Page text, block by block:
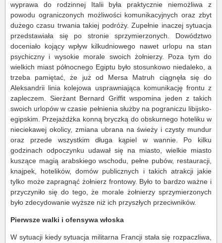
wyprawa do rodzinnej Italii była praktycznie niemożliwa z
powodu ograniczonych możliwości komunikacyjnych oraz zbyt
dużego czasu trwania takiej podróży. Zupełnie inaczej sytuacja
przedstawiała się po stronie sprzymierzonych. Dowództwo
doceniało kojący wpływ kilkudniowego nawet urlopu na stan
psychiczny i wysokie morale swoich żołnierzy. Poza tym do
wielkich miast północnego Egiptu było stosunkowo niedaleko, a
trzeba pamiętać, że już od Mersa Matruh ciągnęła się do
Aleksandrii linia kolejowa usprawniająca komunikację frontu z
zapleczem. Sierżant Bernard Griffit wspomina jeden z takich
swoich urlopów w czasie pełnienia służby na pograniczu libijsko-
egipskim. Przejażdżka konną bryczką do obskurnego hoteliku w
nieciekawej okolicy, zmiana ubrana na świeży i czysty mundur
oraz przede wszystkim długa kąpiel w wannie. Po kilku
godzinach odpoczynku udawał się na miasto, wielkie miasto
kuszące magią arabskiego wschodu, pełne pubów, restauracji,
knajpek, hotelików, domów publicznych i takich atrakcji jakie
tylko może zapragnąć żołnierz frontowy. Było to bardzo ważne i
przyczyniło się do tego, że morale żołnierzy sprzymierzonych
było zdecydowanie wyższe niż ich przyszłych przeciwników.
Pierwsze walki i ofensywa włoska
W sytuacji kiedy sytuacja militarna Francji stała się rozpaczliwa,